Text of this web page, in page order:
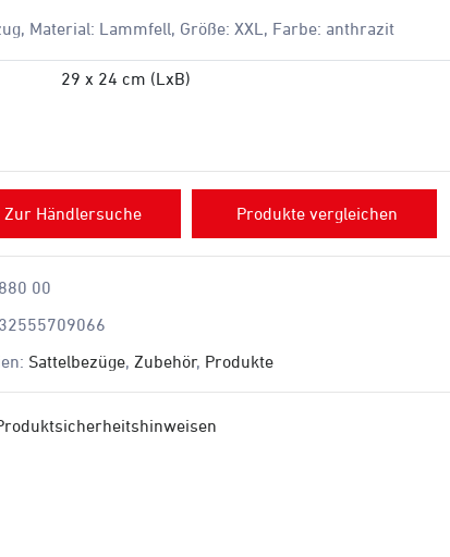
Material: Lammfell, Größe: XXL, Farbe: anthrazit
29 x 24 cm (LxB)
Zur Händlersuche Produkte vergleichen
00
Sattelbezüge, Zubehör, Produkte